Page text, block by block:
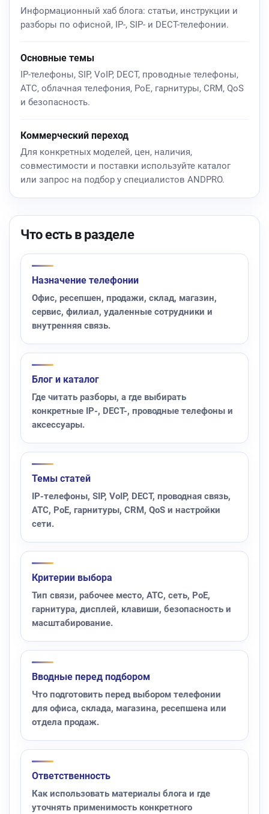
Информационный хаб блога: статьи, инструкции и
разборы по офисной, IP-, SIP- и DECT-телефонии.
Основные темы
IP-телефоны, SIP, VoIP, DECT, проводные телефоны,
АТС, облачная телефония, PoE, гарнитуры, CRM, QoS
и безопасность.
Коммерческий переход
Для конкретных моделей, цен, наличия,
совместимости и поставки используйте каталог
или запрос на подбор у специалистов ANDPRO.
Что есть в разделе
Назначение телефонии
Офис, ресепшен, продажи, склад, магазин,
сервис, филиал, удаленные сотрудники и
внутренняя связь.
Блог и каталог
Где читать разборы, а где выбирать
конкретные IP-, DECT-, проводные телефоны и
аксессуары.
Темы статей
IP-телефоны, SIP, VoIP, DECT, проводная связь,
АТС, PoE, гарнитуры, CRM, QoS и настройки
сети.
Критерии выбора
Тип связи, рабочее место, АТС, сеть, PoE,
гарнитура, дисплей, клавиши, безопасность и
масштабирование.
Вводные перед подбором
Что подготовить перед выбором телефонии
для офиса, склада, магазина, ресепшена или
отдела продаж.
Ответственность
Как использовать материалы блога и где
уточнять применимость конкретного